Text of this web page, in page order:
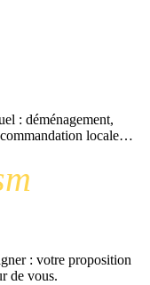
: déménagement,
locale…
: votre proposition
de vous.